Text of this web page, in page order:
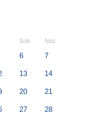
Sob Ndz
6 7
13 14
20 21
27 28